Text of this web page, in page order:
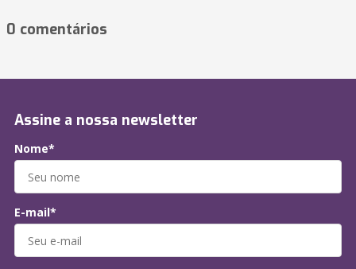
0 comentários
Assine a nossa newsletter
Nome*
E-mail*